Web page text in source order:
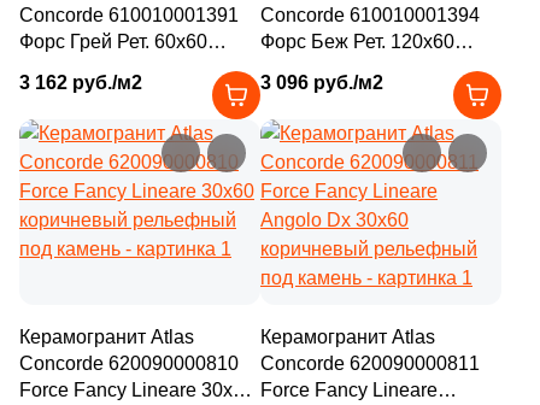
Concorde 610010001391
Форс Грей Рет. 60x60
серый лаппатированный
под камень
3 162 руб./м2
Concorde 610010001394
Форс Беж Рет. 120x60
лаппатированный под
камень
3 096 руб./м2
Керамогранит Atlas
Concorde 620090000810
Force Fancy Lineare 30x60
Керамогранит Atlas
Concorde 620090000811
Force Fancy Lineare